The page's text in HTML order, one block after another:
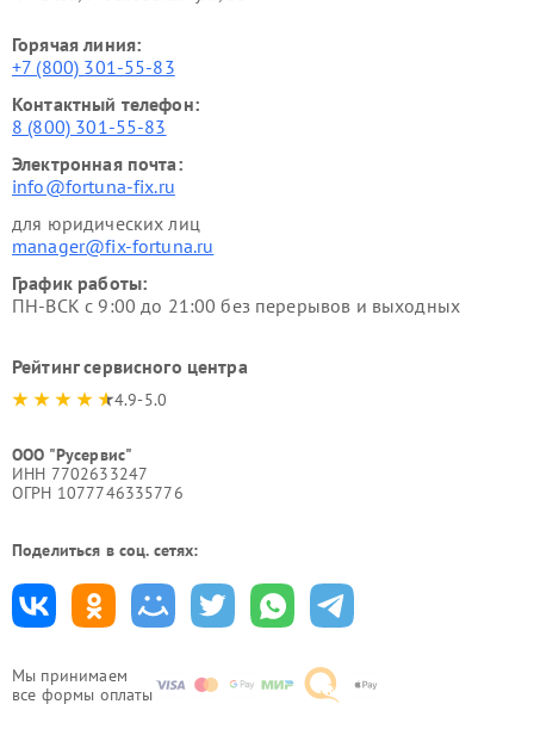
Мы принимаем
все формы оплаты
Горячая линия:
+7 (800) 301-55-83
Контактный телефон:
8 (800) 301-55-83
Электронная почта:
info@fortuna-fix.ru
для юридических лиц
manager@fix-fortuna.ru
График работы:
ПН-ВСК с 9:00 до 21:00 без перерывов и выходных
Рейтинг сервисного центра
4.9-5.0
ООО "Русервис"
ИНН 7702633247
ОГРН 1077746335776
Поделиться в соц. сетях: